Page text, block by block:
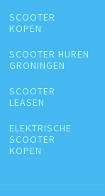
SCOOTER
KOPEN
SCOOTER HUREN
GRONINGEN
SCOOTER
LEASEN
ELEKTRISCHE
SCOOTER
KOPEN